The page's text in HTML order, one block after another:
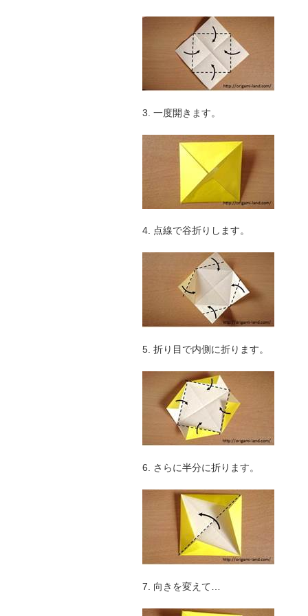
3. 一度開きます。
4. 点線で谷折りします。
5. 折り目で内側に折ります。
6. さらに半分に折ります。
7. 向きを変えて…